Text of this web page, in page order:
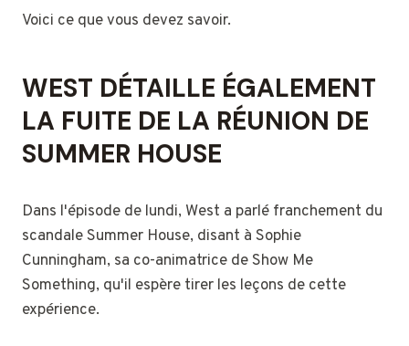
Voici ce que vous devez savoir.
WEST DÉTAILLE ÉGALEMENT
LA FUITE DE LA RÉUNION DE
SUMMER HOUSE
Dans l'épisode de lundi, West a parlé franchement du
scandale Summer House, disant à Sophie
Cunningham, sa co-animatrice de Show Me
Something, qu'il espère tirer les leçons de cette
expérience.